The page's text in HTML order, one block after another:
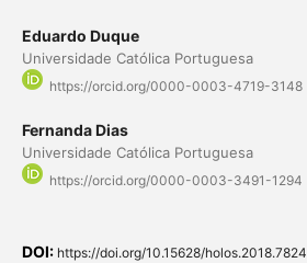
Eduardo Duque
Universidade Católica Portuguesa
https://orcid.org/0000-0003-4719-3148
Fernanda Dias
Universidade Católica Portuguesa
https://orcid.org/0000-0003-3491-1294
DOI: https://doi.org/10.15628/holos.2018.7824